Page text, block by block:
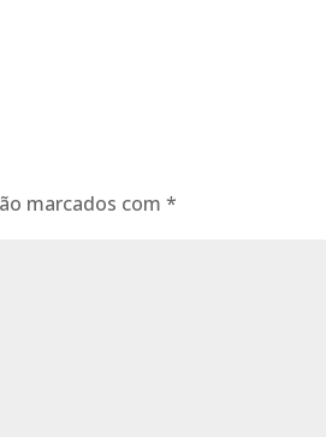
marcados com*